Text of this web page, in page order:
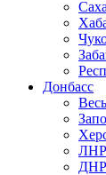
Донбасс
ЛНР
ДНР